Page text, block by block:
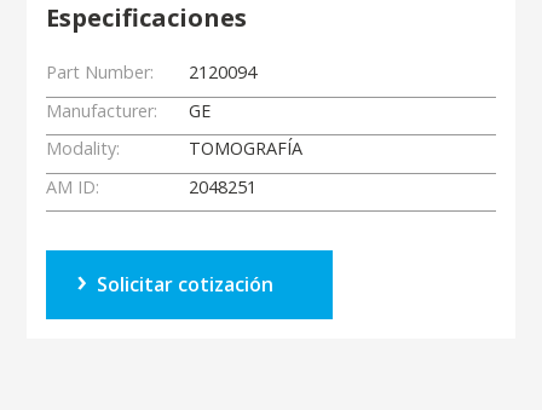
Especificaciones
Part Number:
2120094
Manufacturer:
GE
Modality:
TOMOGRAFÍA
AM ID:
2048251
Solicitar cotización